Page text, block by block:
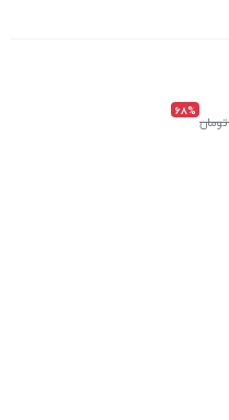
68%